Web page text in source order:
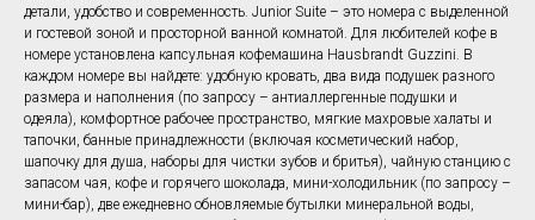
детали, удобство и современность. Junior Suite – это номера с выделенной
и гостевой зоной и просторной ванной комнатой. Для любителей кофе в
номере установлена капсульная кофемашина Hausbrandt Guzzini. В
каждом номере вы найдете: удобную кровать, два вида подушек разного
размера и наполнения (по запросу – антиаллергенные подушки и
одеяла), комфортное рабочее пространство, мягкие махровые халаты и
тапочки, банные принадлежности (включая косметический набор,
шапочку для душа, наборы для чиcтки зубов и бритья), чайную станцию с
запасом чая, кофе и горячего шоколада, мини-холодильник (по запросу –
мини-бар), две ежедневно обновляемые бутылки минеральной воды,